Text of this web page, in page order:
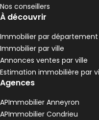
199 000 €
La Grand-Croix - 42320
Maison • 6 pièces • 112 m²
DPE : 5 chambres
Nos conseillers
À découvrir
Immobilier par département
Immobilier par ville
Annonces ventes par ville
Estimation immobilière par
Agences
APImmobilier Anneyron
APImmobilier Condrieu